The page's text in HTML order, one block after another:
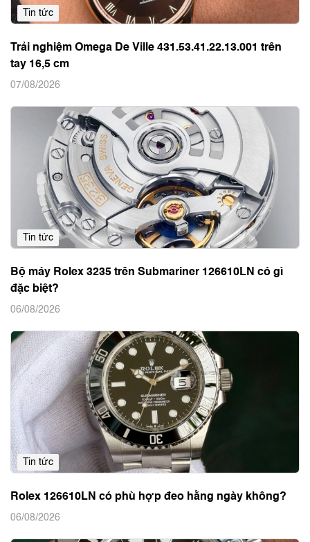
Tin tức
Trải nghiệm Omega De Ville 431.53.41.22.13.001 trên
tay 16,5 cm
07/08/2026
Tin tức
Bộ máy Rolex 3235 trên Submariner 126610LN có gì
đặc biệt?
06/08/2026
Tin tức
Rolex 126610LN có phù hợp đeo hằng ngày không?
06/08/2026